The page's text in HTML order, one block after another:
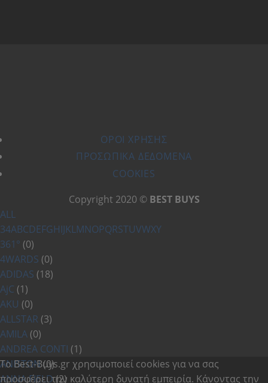
ΌΡΟΙ ΧΡΗΣΗΣ
ΠΡΟΣΩΠΙΚΆ ΔΕΔΟΜΈΝΑ
COOKIES
Copyright 2020 © BEST BUYS
ALL
34ABCDEFGHIJKLMNOPQRSTUVWXY
361° (0)
4WARDS (0)
ADIDAS (18)
AjC (1)
AKU (0)
ALLSTAR (3)
AMILA (0)
ANDREA CONTI (1)
ANISTON(0)
ANNA FIELD(2)
Το Best-Buys.gr χρησιμοποιεί cookies για να σας
προσφέρει την καλύτερη δυνατή εμπειρία. Κάνοντας την